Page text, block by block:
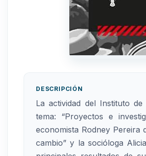
DESCRIPCIÓN
La actividad del Instituto
tema: “Proyectos e
economista Rodney Pereira
cambio” y la socióloga